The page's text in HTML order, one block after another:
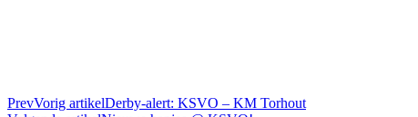
PrevVorig artikelDerby-alert: KSVO – KM Torhout